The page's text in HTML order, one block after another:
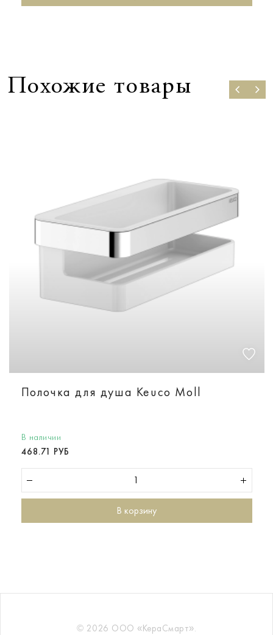
Похожие товары
Полочка для душа Keuco Moll
В наличии
468.71 РУБ
В корзину
© 2026 ООО «КераСмарт».